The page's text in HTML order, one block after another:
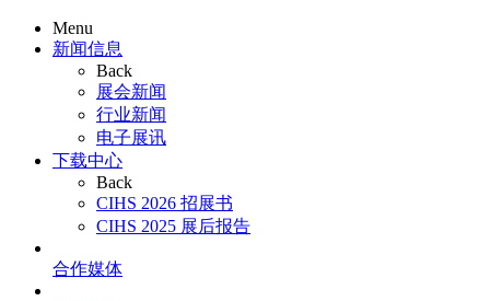
Menu
新闻信息
Back
展会新闻
行业新闻
电子展讯
下载中心
Back
CIHS 2026 招展书
CIHS 2025 展后报告
合作媒体